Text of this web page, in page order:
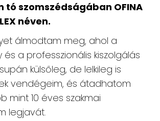
tó szomszédságában OFINA
néven.
álmodtam meg, ahol a
és a professzionális kiszolgálás
külsőleg, de lelkileg is
vendégeim, és átadhatom
mint 10 éves szakmai
legjavát.